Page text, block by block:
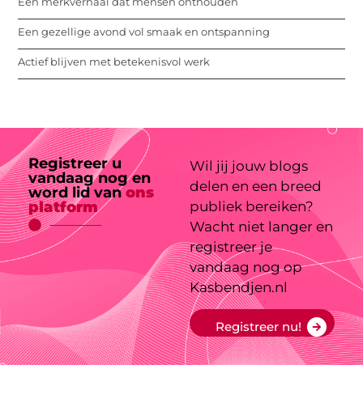
Een gezellige avond vol smaak en ontspanning
Actief blijven met betekenisvol werk
Registreer u
vandaag nog en
word lid vanons
platform
Wil jij jouw blogs
delen en een breed
publiek bereiken?
Wacht niet langer en
registreer je
vandaag nog op
Kasbendjen.nl
Registreer nu!